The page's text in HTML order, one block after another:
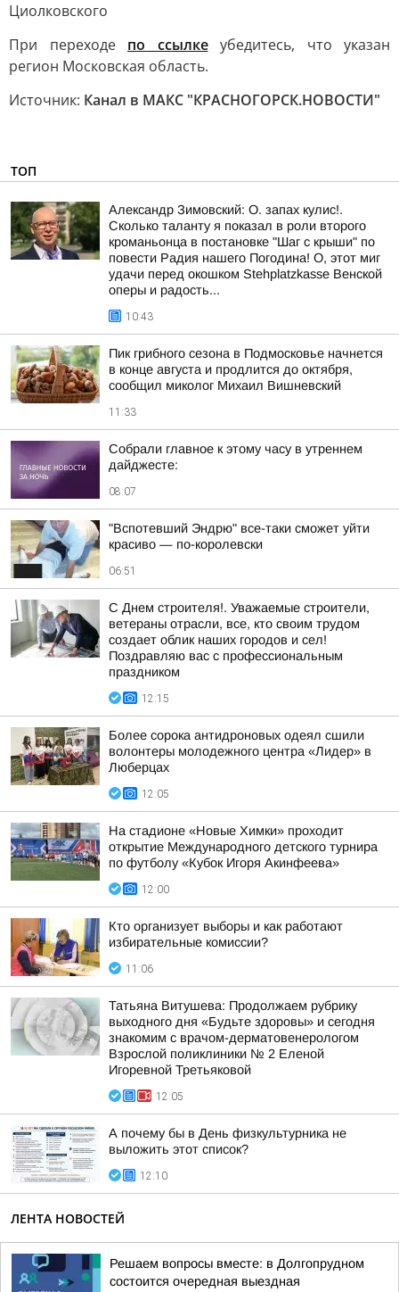
Циолковского
При переходе по ссылкеубедитесь, что указан
регион Московская область.
Источник: Канал в МАКС "КРАСНОГОРСК.НОВОСТИ"
ТОП
Александр Зимовский: О. запах кулис!.
Сколько таланту я показал в роли второго
кроманьонца в постановке "Шаг с крыши" по
повести Радия нашего Погодина! О, этот миг
удачи перед окошком Stehplatzkasse Венской
оперы и радость...
10:43
Пик грибного сезона в Подмосковье начнется
в конце августа и продлится до октября,
сообщил миколог Михаил Вишневский
11:33
Собрали главное к этому часу в утреннем
дайджесте:
08:07
"Вспотевший Эндрю" все-таки сможет уйти
красиво — по-королевски
06:51
С Днем строителя!. Уважаемые строители,
ветераны отрасли, все, кто своим трудом
создает облик наших городов и сел!
Поздравляю вас с профессиональным
праздником
12:15
Более сорока антидроновых одеял сшили
волонтеры молодежного центра «Лидер» в
Люберцах
12:05
На стадионе «Новые Химки» проходит
открытие Международного детского турнира
по футболу «Кубок Игоря Акинфеева»
12:00
Кто организует выборы и как работают
избирательные комиссии?
11:06
Татьяна Витушева: Продолжаем рубрику
выходного дня «Будьте здоровы» и сегодня
знакомим с врачом-дерматовенерологом
Взрослой поликлиники № 2 Еленой
Игоревной Третьяковой
12:05
А почему бы в День физкультурника не
выложить этот список?
12:10
ЛЕНТА НОВОСТЕЙ
Решаем вопросы вместе: в Долгопрудном
состоится очередная выездная